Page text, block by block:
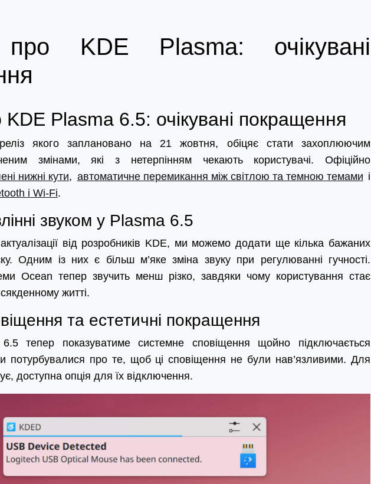
KDE Plasma: очікувані
Plasma 6.5: очікувані покращення
якого заплановано на 21 жовтня, обіцяє стати захоплюючим
змінами, які з нетерпінням чекають користувачі. Офіційно
нижні кути, автоматичне перемикання між світлою та темною темами і
і Wi-Fi.
звуком у Plasma 6.5
від розробників KDE, ми можемо додати ще кілька бажаних
Одним із них є більш м’яке зміна звуку при регулюванні гучності.
Ocean тепер звучить менш різко, завдяки чому користування стає
житті.
та естетичні покращення
тепер показуватиме системне сповіщення щойно підключається
потурбувалися про те, щоб ці сповіщення не були нав’язливими. Для
доступна опція для їх відключення.